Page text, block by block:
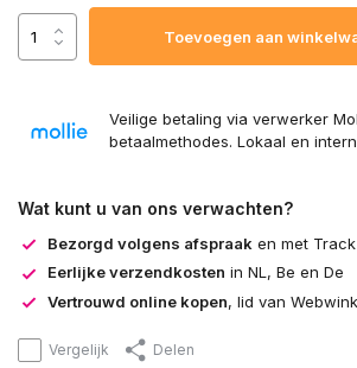
Toevoegen aan
Veilige betaling via verwerker
betaalmethodes. Lokaal en
Wat kunt u van ons verwachten?
Bezorgd volgens afspraak en met
Eerlijke verzendkosten in NL, Be en De
Vertrouwd online kopen, lid van
Vergelijk Delen